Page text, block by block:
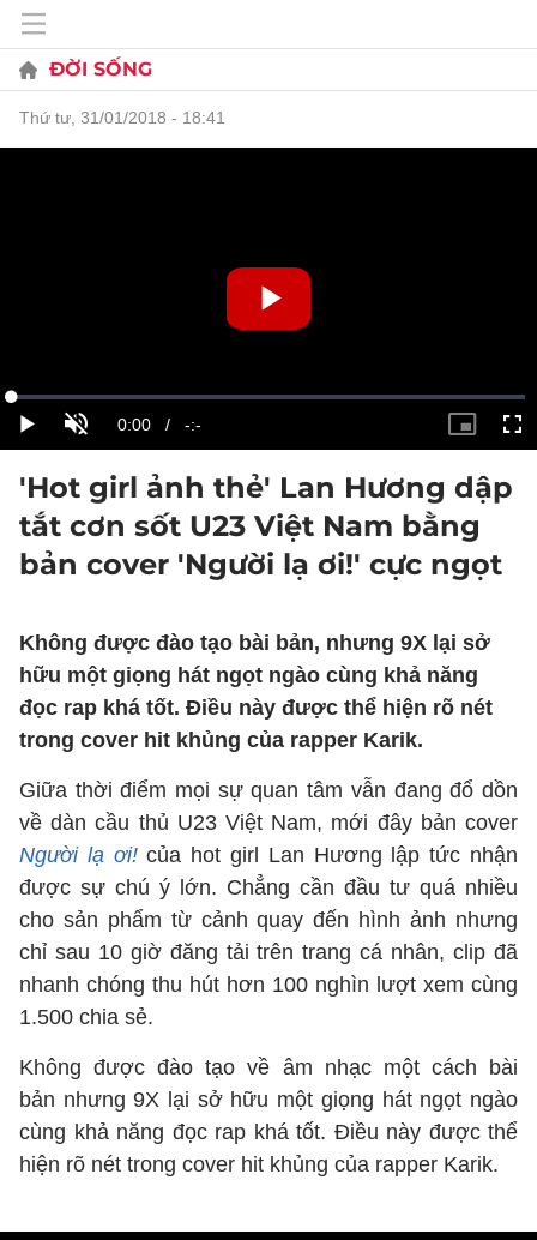
ĐỜI SỐNG
thứ tư, 31/01/2018 - 18:41
'Hot girl ảnh thẻ' Lan Hương dập
tắt cơn sốt U23 Việt Nam bằng
bản cover 'Người lạ ơi!' cực ngọt
Không được đào tạo bài bản, nhưng 9X lại sở
hữu một giọng hát ngọt ngào cùng khả năng
đọc rap khá tốt. Điều này được thể hiện rõ nét
trong cover hit khủng của rapper Karik.
Giữa thời điểm mọi sự quan tâm vẫn đang đổ dồn
về dàn cầu thủ U23 Việt Nam, mới đây bản cover
Người lạ ơi!của hot girl Lan Hương lập tức nhận
được sự chú ý lớn. Chẳng cần đầu tư quá nhiều
cho sản phẩm từ cảnh quay đến hình ảnh nhưng
chỉ sau 10 giờ đăng tải trên trang cá nhân, clip đã
nhanh chóng thu hút hơn 100 nghìn lượt xem cùng
1.500 chia sẻ.
Không được đào tạo về âm nhạc một cách bài
bản nhưng 9X lại sở hữu một giọng hát ngọt ngào
cùng khả năng đọc rap khá tốt. Điều này được thể
hiện rõ nét trong cover hit khủng của rapper Karik.